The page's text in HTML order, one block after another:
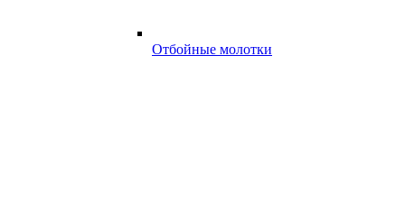
Отбойные молотки